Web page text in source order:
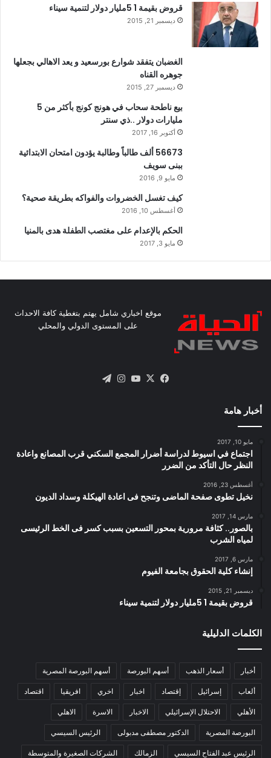
قروض بقيمة 1 5مليار دولار لتنمية سيناء
ديسمبر 21, 2015
الغضبان يتفقد شوارع بورسعيد و يعد الاهالي بجعلها
جوهره القناه
ديسمبر 27, 2015
بيع ناطحة سحاب في هونج كونج بأكثر من 5
مليارات دولار ..ذي سنتر
أكتوبر 16, 2017
56673 ألف طالباً وطالبة يؤدون امتحان الابتدائية
ببنى سويف
مايو 9, 2016
كيف تغسل الخضروات والفواكه بطريقة صحية؟
أغسطس 10, 2016
الحكم بالإعدام على مغتصب الطفلة هدى بالمنيا
مايو 3, 2017
موقع اخباري شامل يهتم بتغطية كافة الاحداث
على المستوى الدولي والمحلي
فيسبوك
X يوتيوبانستقرام
أخبار هامة
مايو 10, 2017
اجتماع في اسيوط لدراسة أضرار المجمع السكني قرب المصانع واعادة
النظر حال التأكد من الضرر
أغسطس 23, 2016
نخيل تطوى صفحة الماضى وتنجح فى اعادة الهيكلة وسداد الديون
مارس 14, 2017
بالصور.. كثافة مرورية بمحور التسعين بسبب كسر فى الخط الرئيسى
لمياه الشرب
مارس 6, 2017
إنشاء كلية الحقوق بجامعة الفيوم
ديسمبر 21, 2015
قروض بقيمة 1 5مليار دولار لتنمية سيناء
الكلمات الدليلية
أخبار أسعار الذهب أسهم البورصة أسهم البورصة المصرية
ألعاب إسرائيل إقتصاد اخبار اخري افريقيا اقتصاد
الأهلي الاحتلال الإسرائيلي الاخبار الاسرة الاهلي
البورصة المصرية الدكتور مصطفى مدبولى الرئيس السيسي
الرئيس عبد الفتاح السيسي الزمالك الشركات الصغيرة والمتوسطة